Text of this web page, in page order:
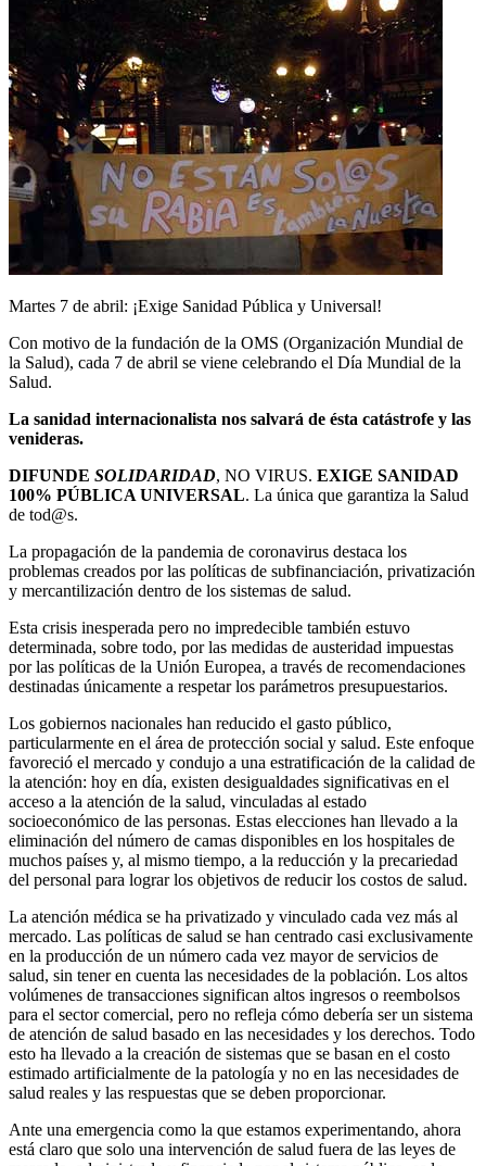
Martes 7 de abril: ¡Exige Sanidad Pública y Universal!
Con motivo de la fundación de la OMS (Organización Mundial de
la Salud), cada 7 de abril se viene celebrando el Día Mundial de la
Salud.
La sanidad internacionalista nos salvará de ésta catástrofe y las
venideras.
DIFUNDE SOLIDARIDAD, NO VIRUS. EXIGE SANIDAD
100% PÚBLICA UNIVERSAL. La única que garantiza la Salud
de tod@s.
La propagación de la pandemia de coronavirus destaca los
problemas creados por las políticas de subfinanciación, privatización
y mercantilización dentro de los sistemas de salud.
Esta crisis inesperada pero no impredecible también estuvo
determinada, sobre todo, por las medidas de austeridad impuestas
por las políticas de la Unión Europea, a través de recomendaciones
destinadas únicamente a respetar los parámetros presupuestarios.
Los gobiernos nacionales han reducido el gasto público,
particularmente en el área de protección social y salud. Este enfoque
favoreció el mercado y condujo a una estratificación de la calidad de
la atención: hoy en día, existen desigualdades significativas en el
acceso a la atención de la salud, vinculadas al estado
socioeconómico de las personas. Estas elecciones han llevado a la
eliminación del número de camas disponibles en los hospitales de
muchos países y, al mismo tiempo, a la reducción y la precariedad
del personal para lograr los objetivos de reducir los costos de salud.
La atención médica se ha privatizado y vinculado cada vez más al
mercado. Las políticas de salud se han centrado casi exclusivamente
en la producción de un número cada vez mayor de servicios de
salud, sin tener en cuenta las necesidades de la población. Los altos
volúmenes de transacciones significan altos ingresos o reembolsos
para el sector comercial, pero no refleja cómo debería ser un sistema
de atención de salud basado en las necesidades y los derechos. Todo
esto ha llevado a la creación de sistemas que se basan en el costo
estimado artificialmente de la patología y no en las necesidades de
salud reales y las respuestas que se deben proporcionar.
Ante una emergencia como la que estamos experimentando, ahora
está claro que solo una intervención de salud fuera de las leyes de